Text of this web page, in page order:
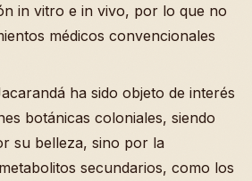
in vitro e in vivo, por lo que no
médicos convencionales
ha sido objeto de interés
botánicas coloniales, siendo
su belleza, sino por la
secundarios, como los